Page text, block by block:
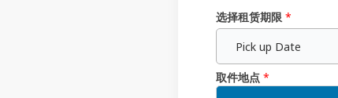
选择租赁期限 *
Pick up Date
取件地点 *